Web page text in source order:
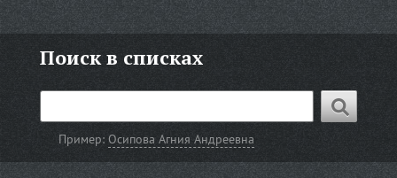
Поиск в списках
Пример:Осипова Агния Андреевна